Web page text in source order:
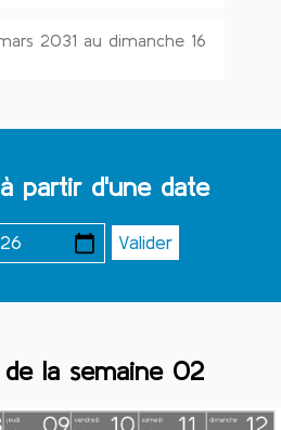
2031 au dimanche 16
partir d'une date
de la semaine 02